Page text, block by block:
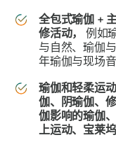
全包式瑜伽 +
修活动，
例如
与自然、瑜伽
年瑜伽与现场
瑜伽和轻柔
伽、阴瑜伽、
伽影响的瑜伽
上运动、宝莱